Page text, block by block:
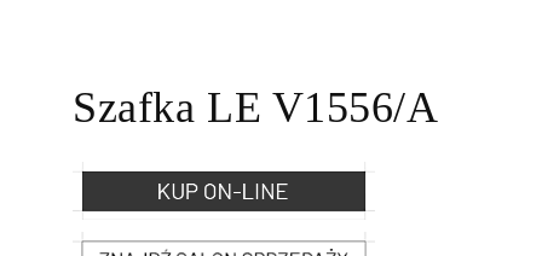
Szafka LE V1556/A